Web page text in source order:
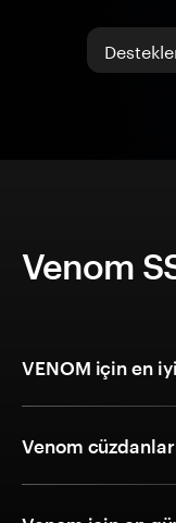
Venom
VENOM için en
Venom